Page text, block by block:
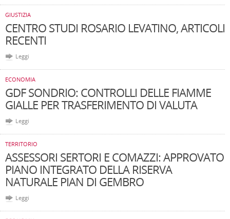
GIUSTIZIA
CENTRO STUDI ROSARIO LEVATINO, ARTICOLI
RECENTI
Leggi
ECONOMIA
GDF SONDRIO: CONTROLLI DELLE FIAMME
GIALLE PER TRASFERIMENTO DI VALUTA
Leggi
TERRITORIO
ASSESSORI SERTORI E COMAZZI: APPROVATO
PIANO INTEGRATO DELLA RISERVA
NATURALE PIAN DI GEMBRO
Leggi